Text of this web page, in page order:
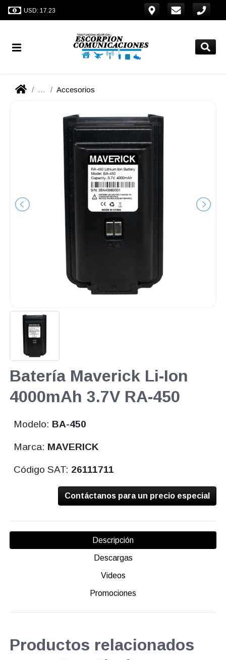
USD: 17.23
... Accesorios
Batería Maverick Li-Ion
4000mAh 3.7V RA-450
Modelo: BA-450
Marca: MAVERICK
Código SAT: 26111711
Contáctanos para un precio especial
Descripción
Descargas
Videos
Promociones
Productos relacionados